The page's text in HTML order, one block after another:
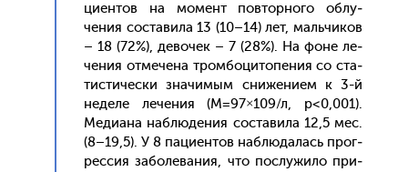
ци­ен­тов на мо­мент пов­торно­го об­лу­
чения сос­та­вила 13 (10–14) лет, маль­чи­ков
– 18 (72%), де­вочек – 7 (28%). На фо­не ле­
чения от­ме­чена тром­бо­цито­пения со ста­
тис­ти­чес­ки зна­чимым сни­жени­ем к 3-й
не­деле ле­чения (М=97×109/л, p<0,001).
Ме­ди­ана наб­лю­дения сос­та­вила 12,5 мес.
(8–19,5). У 8 па­ци­ен­тов наб­лю­далась прог­
рессия за­боле­вания, что пос­лу­жило при­